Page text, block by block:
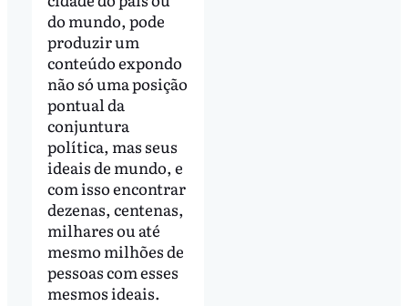
do mundo, pode
produzir um
conteúdo expondo
não só uma posição
pontual da
conjuntura
política, mas seus
ideais de mundo, e
com isso encontrar
dezenas, centenas,
milhares ou até
mesmo milhões de
pessoas com esses
mesmos ideais.